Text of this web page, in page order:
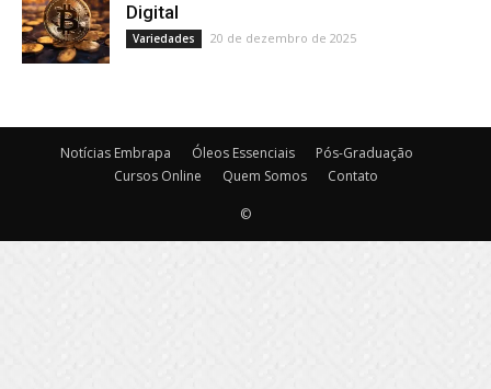
Digital
Variedades 20 de dezembro de 2025
Notícias Embrapa Óleos Essenciais
Pós-Graduação
Cursos Online
Quem Somos Contato
©